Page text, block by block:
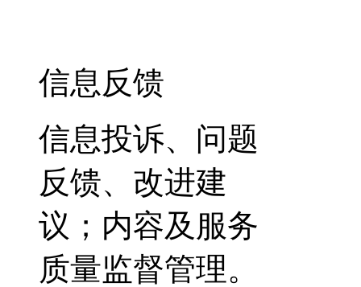
信息反馈
信息投诉、问题
反馈、改进建
议；内容及服务
质量监督管理。